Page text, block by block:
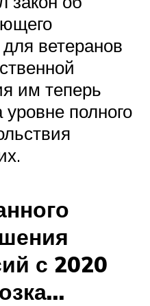
ветеранов
им теперь
полного
с 2020